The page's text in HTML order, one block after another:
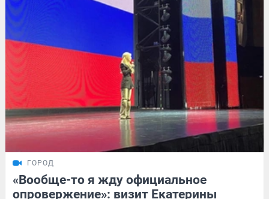
ГОРОД
«Вообще-то я жду официальное
опровержение»: визит Екатерины